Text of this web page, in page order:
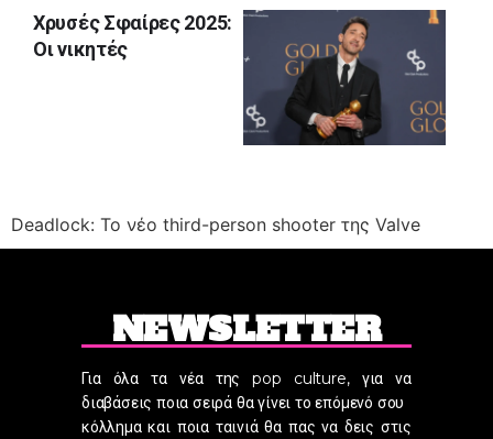
Χρυσές Σφαίρες 2025:
Οι νικητές
Deadlock: Το νέο third-person shooter της Valve
NEWSLETTER
Για όλα τα νέα της pop culture, για να
διαβάσεις ποια σειρά θα γίνει το επόμενό σου
κόλλημα και ποια ταινιά θα πας να δεις στις